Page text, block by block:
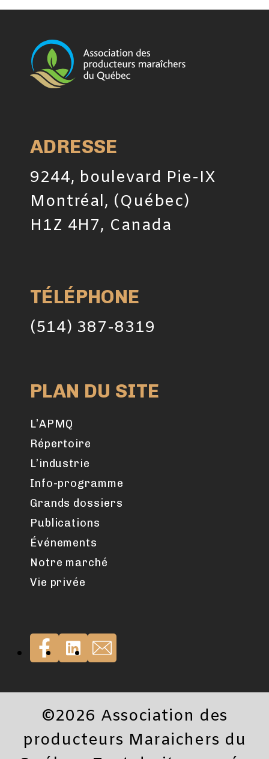
ADRESSE
9244, boulevard Pie-IX
Montréal, (Québec)
H1Z 4H7, Canada
TÉLÉPHONE
(514) 387-8319
PLAN DU SITE
L’APMQ
Répertoire
L’industrie
Info-programme
Grands dossiers
Publications
Événements
Notre marché
Vie privée
©2026 Association des
producteurs Maraichers du